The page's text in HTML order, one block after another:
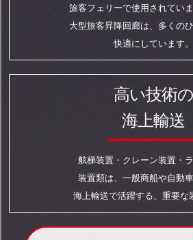
旅客フェリーで使用されてい
大型旅客昇降回廊は、多くの
快適にしています。
高い技術の
海上輸送
舷梯装置・クレーン装置・
装置類は、一般商船や自動
海上輸送で活躍する、重要な